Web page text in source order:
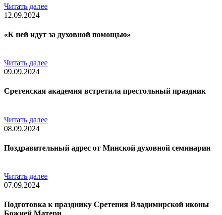
Читать далее
12.09.2024
«К ней идут за духовной помощью»
Читать далее
09.09.2024
Сретенская академия встретила престольный праздник
Читать далее
08.09.2024
Поздравительный адрес от Минской духовной семинарии
Читать далее
07.09.2024
Подготовка к празднику Сретения Владимирской иконы